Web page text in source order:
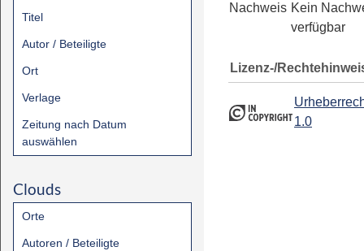
Titel
Autor / Beteiligte
Ort
Verlage
Zeitung nach Datum
auswählen
Clouds
Orte
Autoren / Beteiligte
Nachweis Kein
verfügbar
Lizenz-/
1.0